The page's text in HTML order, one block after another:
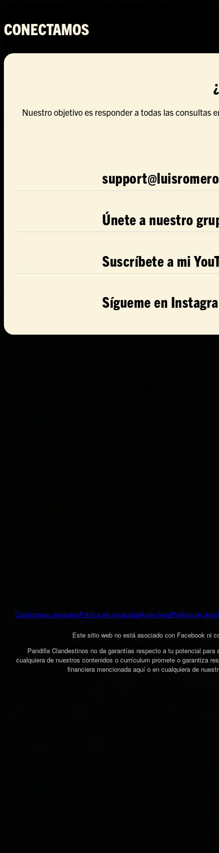
CONECTAMOS
Nuestro objetivo es responder a todas las consultas
Únete a nuestro
Suscríbete a mi
Sígueme en
Condiciones generalesPolítica de privacidadAviso legalPolítica de
Este sitio web no está asociado con Facebook ni
Pandilla Clandestinos no da garantías respecto a tu potencial
cualquiera de nuestros contenidos o currículum promete o garantiza
financiera mencionada aquí o en cualquiera de